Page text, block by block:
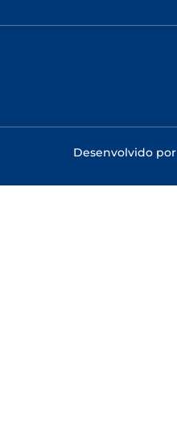
Desenvolvido por